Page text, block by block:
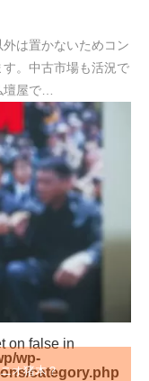
は置かないためコン
。中古市場も活況で
屋で…
on false in
wp-
category.php
オ猪木？